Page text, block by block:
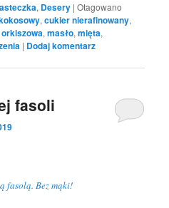
, Desery |Otagowano
,cukier nierafinowany,
,masło,mięta,
| Dodaj komentarz
fasoli
fasolą. Bez mąki!